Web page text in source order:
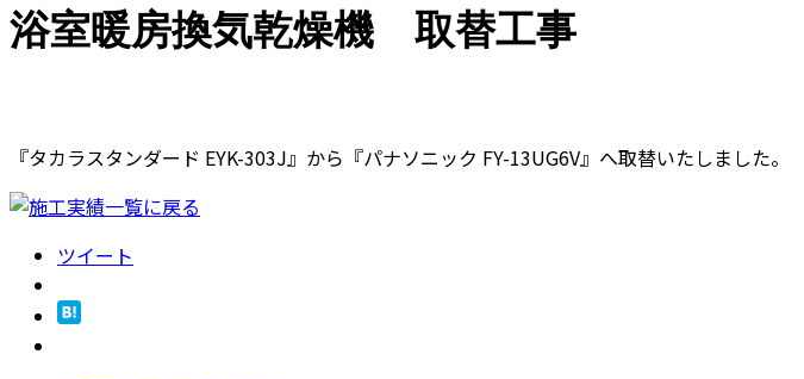
浴室暖房換気乾燥機 取替工事
『タカラスタンダード EYK-303J』から『パナソニック FY-13UG6V』へ取替いたしました。
ツイート